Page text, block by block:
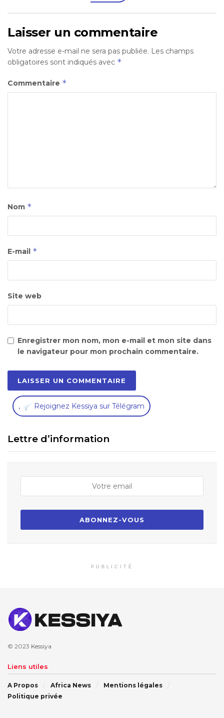
Laisser un commentaire
Votre adresse e-mail ne sera pas publiée. Les champs
obligatoires sont indiqués avec *
Commentaire *
Nom *
E-mail *
Site web
Enregistrer mon nom, mon e-mail et mon site dans
le navigateur pour mon prochain commentaire.
, Rejoignez Kessiya sur Télégram
Lettre d’information
PUBLICITÉ
© 2023 Kessiya
Liens utiles
A Propos Africa News
Mentions légales
Politique privée